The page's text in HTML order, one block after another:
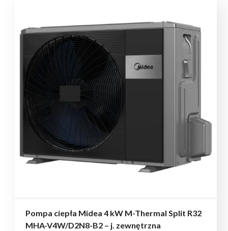
Pompa ciepła Midea 4 kW M-Thermal Split R32
MHA-V4W/D2N8-B2 – j. zewnętrzna